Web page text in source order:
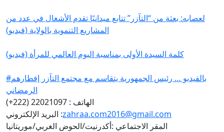
لعصابه: بعثة من “التآزر” تتابع ميدانيًا تقدم الأشغال في عدد من
المشاريع التنموية بالولاية (فيديو)
كلمة السيدة الأولى بمناسبة اليوم العالمي للمرأة (فيديو)
#بالفيديو … رئيس الجمهورية يتقاسم مع مجتمع التآزر إفطارهم
الرمضاني
الهاتف : 22021097 (222+)
البريد الإلكتروني :zahraa.com2016@gmail.com
المقر الاجتماعي :أكدرنيت/الحوض الغربي/موريتانيا